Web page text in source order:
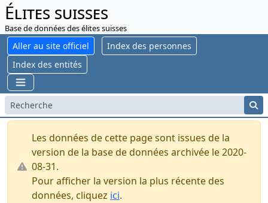
Élites suisses
Base de données des élites suisses
Aller au site officiel
Index des personnes
Index des entités
Les données de cette page sont issues de la
version de la base de données archivée le 2020-
08-31.
Pour afficher la version la plus récente des
données, cliquez ici.